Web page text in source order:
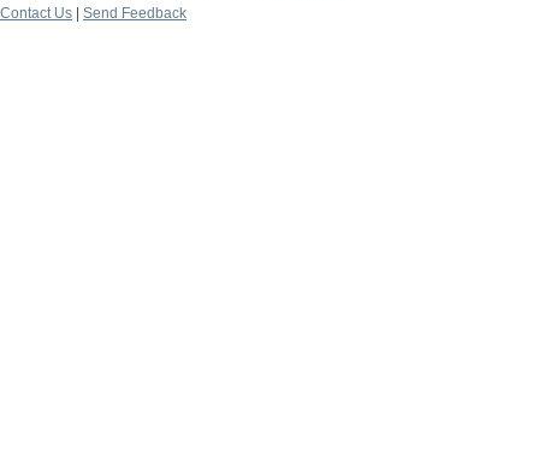
Contact Us
Send Feedback